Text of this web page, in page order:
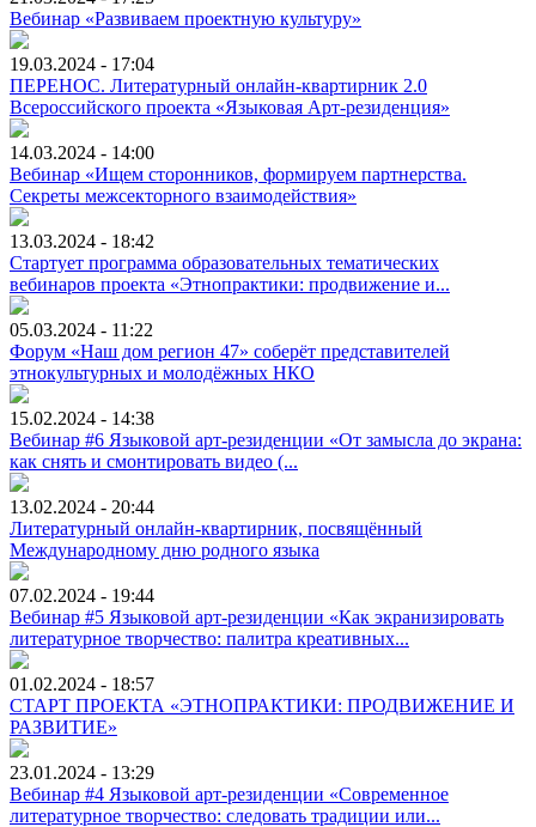
Вебинар «Развиваем проектную культуру»
19.03.2024 - 17:04
ПЕРЕНОС. Литературный онлайн-квартирник 2.0
Всероссийского проекта «Языковая Арт-резиденция»
14.03.2024 - 14:00
Вебинар «Ищем сторонников, формируем партнерства.
Секреты межсекторного взаимодействия»
13.03.2024 - 18:42
Стартует программа образовательных тематических
вебинаров проекта «Этнопрактики: продвижение и...
05.03.2024 - 11:22
Форум «Наш дом регион 47» соберёт представителей
этнокультурных и молодёжных НКО
15.02.2024 - 14:38
Вебинар #6 Языковой арт-резиденции «От замысла до экрана:
как снять и смонтировать видео (...
13.02.2024 - 20:44
Литературный онлайн-квартирник, посвящённый
Международному дню родного языка
07.02.2024 - 19:44
Вебинар #5 Языковой арт-резиденции «Как экранизировать
литературное творчество: палитра креативных...
01.02.2024 - 18:57
СТАРТ ПРОЕКТА «ЭТНОПРАКТИКИ: ПРОДВИЖЕНИЕ И
РАЗВИТИЕ»
23.01.2024 - 13:29
Вебинар #4 Языковой арт-резиденции «Современное
литературное творчество: следовать традиции или...